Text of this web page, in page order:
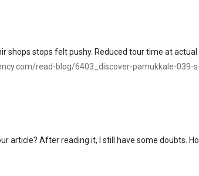
stops felt pushy. Reduced tour time at actual
read-blog/6403_discover-pamukkale-039-
article? After reading it, I still have some doubts.